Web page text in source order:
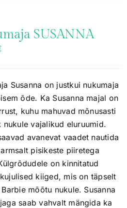
SUSANNA
Susanna on justkui nukumaja
õde. Ka Susanna majal on
kuhu mahuvad mõnusasti
nukule vajalikud eluruumid.
avanevat vaadet nautida
pisikeste piiretega
on kinnitatud
kiiged, mis on täpselt
mõõtu nukule. Susanna
saab vahvalt mängida ka